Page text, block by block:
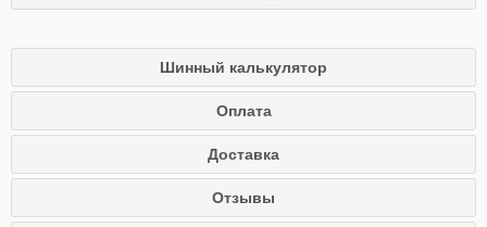
Шинный калькулятор
Оплата
Доставка
Отзывы